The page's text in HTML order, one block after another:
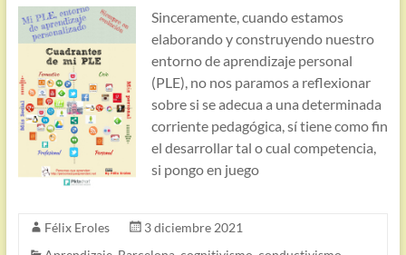
Sinceramente, cuando estamos
elaborando y construyendo nuestro
entorno de aprendizaje personal
(PLE), no nos paramos a reflexionar
sobre si se adecua a una determinada
corriente pedagógica, sí tiene como fin
el desarrollar tal o cual competencia,
si pongo en juego
Félix Eroles
3 diciembre 2021